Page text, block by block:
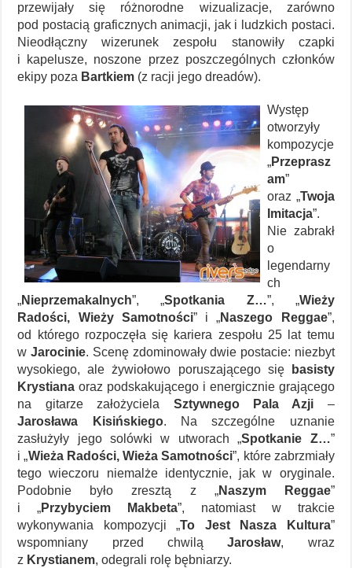
przewijały się różnorodne wizualizacje, zarówno
pod postacią graficznych animacji, jak i ludzkich postaci.
Nieodłączny wizerunek zespołu stanowiły czapki
i kapelusze, noszone przez poszczególnych członków
ekipy poza Bartkiem (z racji jego dreadów).
Występ
otworzyły
kompozycje
„Przeprasz
am”
oraz „Twoja
Imitacja”.
Nie zabrakł
o
legendarny
ch
„Nieprzemakalnych”, „Spotkania Z…”, „Wieży
Radości, Wieży Samotności” i „Naszego Reggae”,
od którego rozpoczęła się kariera zespołu 25 lat temu
w Jarocinie. Scenę zdominowały dwie postacie: niezbyt
wysokiego, ale żywiołowo poruszającego się
basisty
Krystiana oraz podskakującego i energicznie grającego
na gitarze założyciela Sztywnego Pala Azji –
Jarosława Kisińskiego. Na szczególne uznanie
zasłużyły jego solówki w utworach „Spotkanie Z…”
i „Wieża Radości, Wieża Samotności”, które zabrzmiały
tego wieczoru niemalże identycznie, jak w oryginale.
Podobnie było zresztą z „Naszym Reggae”
i „Przybyciem Makbeta”, natomiast w trakcie
wykonywania kompozycji „To Jest Nasza Kultura”
wspomniany przed chwiląJarosław, wraz
z Krystianem, odegrali rolę bębniarzy.